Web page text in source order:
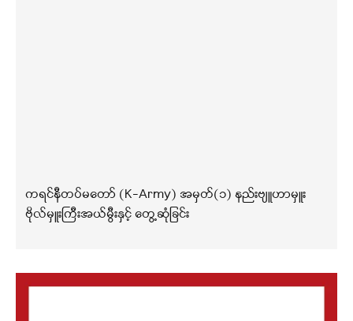
ကရင်နီတပ်မတော် (K-Army) အမှတ်(၁) နည်းဗျူဟာမှူး
ဗိုလ်မှူးကြီးအယ်မွီးနှင့် တွေ့ဆုံခြင်း